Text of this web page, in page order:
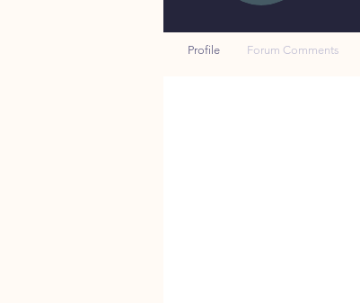
Profile Forum Comments